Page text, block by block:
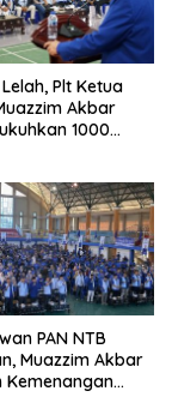
Plt Ketua
Akbar
1000
PAN NTB
Muazzim Akbar
Kemenangan